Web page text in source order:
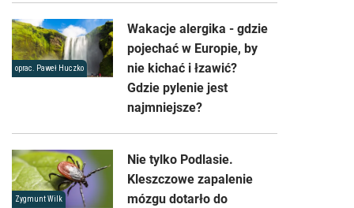
oprac. Paweł Huczko
Wakacje alergika - gdzie
pojechać w Europie, by
nie kichać i łzawić?
Gdzie pylenie jest
najmniejsze?
Zygmunt Wilk
Nie tylko Podlasie.
Kleszczowe zapalenie
mózgu dotarło do